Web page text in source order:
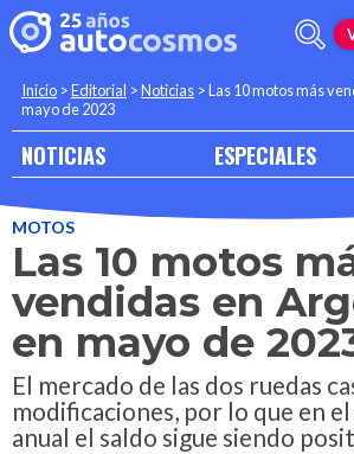
Inicio >Editorial >Noticias >Las 10 motos más
mayo de 2023
NOTICIAS ESPECIALES
MOTOS
Las 10 motos
vendidas en
en mayo de
El mercado de las dos ruedas
modificaciones, por lo que en
anual el saldo sigue siendo